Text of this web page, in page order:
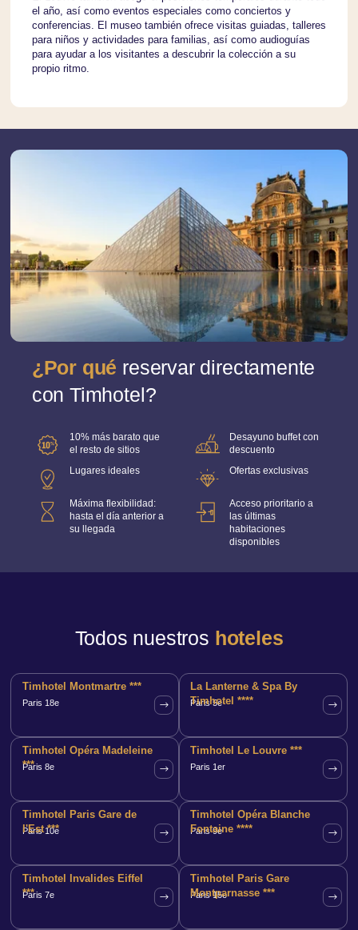
el año, así como eventos especiales como conciertos y
conferencias. El museo también ofrece visitas guiadas, talleres
para niños y actividades para familias, así como audioguías
para ayudar a los visitantes a descubrir la colección a su
propio ritmo.
¿Por qué reservar directamente
con Timhotel?
10% más barato que
el resto de sitios
Desayuno buffet con
descuento
Lugares ideales
Ofertas exclusivas
Máxima flexibilidad:
hasta el día anterior a
su llegada
Acceso prioritario a
las últimas
habitaciones
disponibles
Todos nuestros hoteles
Timhotel Montmartre ***
Paris 18e
La Lanterne & Spa By
Timhotel ****
Paris 5e
Timhotel Opéra Madeleine
***
Paris 8e
Timhotel Le Louvre ***
Paris 1er
Timhotel Paris Gare de
l'Est ***
Paris 10e
Timhotel Opéra Blanche
Fontaine ****
Paris 9e
Timhotel Invalides Eiffel
***
Paris 7e
Timhotel Paris Gare
Montparnasse ***
Paris 15e